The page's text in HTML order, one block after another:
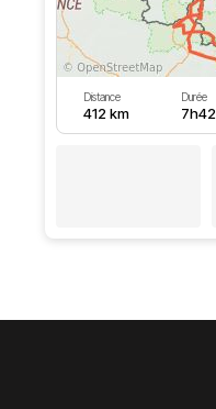
Distance
412 km
Durée
7h42